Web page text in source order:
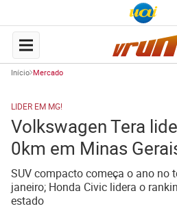
Início Mercado
LIDER EM MG!
Volkswagen Tera
0km em Minas
SUV compacto começa o ano no
janeiro; Honda Civic lidera o
estado